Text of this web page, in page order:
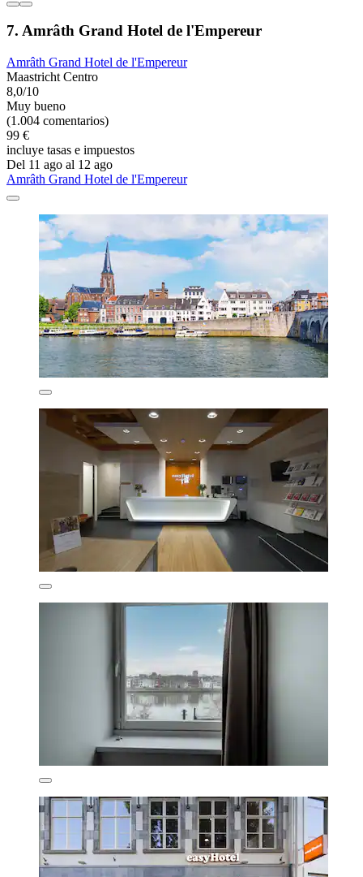
7. Amrâth Grand Hotel de l'Empereur
Amrâth Grand Hotel de l'Empereur
Maastricht Centro
8,0/10
Muy bueno
(1.004 comentarios)
99 €
incluye tasas e impuestos
Del 11 ago al 12 ago
Amrâth Grand Hotel de l'Empereur